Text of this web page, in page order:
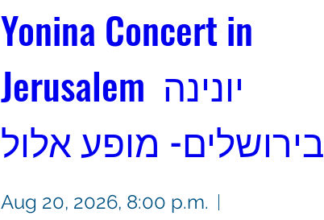
Yonina Concert in
Jerusalem יונינה
בירושלים- מופע אלול
Aug 20, 2026, 8:00 p.m.